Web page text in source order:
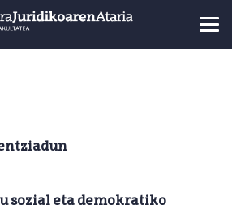
sozial eta demokratiko